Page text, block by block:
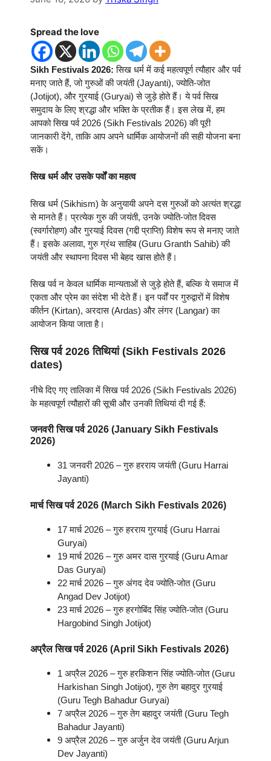
Spread the love
Sikh Festivals 2026: सिख धर्म में कई महत्वपूर्ण त्यौहार और पर्व
मनाए जाते हैं, जो गुरुओं की जयंती (Jayanti), ज्योति-जोत
(Jotijot), और गुरयाई (Guryai) से जुड़े होते हैं। ये पर्व सिख
समुदाय के लिए श्रद्धा और भक्ति के प्रतीक हैं। इस लेख में, हम
आपको सिख पर्व 2026 (Sikh Festivals 2026) की पूरी
जानकारी देंगे, ताकि आप अपने धार्मिक आयोजनों की सही योजना बना
सकें।
सिख धर्म और उसके पर्वों का महत्व
सिख धर्म (Sikhism) के अनुयायी अपने दस गुरुओं को अत्यंत श्रद्धा
से मानते हैं। प्रत्येक गुरु की जयंती, उनके ज्योति-जोत दिवस
(स्वर्गारोहण) और गुरयाई दिवस (गद्दी प्राप्ति) विशेष रूप से मनाए जाते
हैं। इसके अलावा, गुरु ग्रंथ साहिब (Guru Granth Sahib) की
जयंती और स्थापना दिवस भी बेहद खास होते हैं।
सिख पर्व न केवल धार्मिक मान्यताओं से जुड़े होते हैं, बल्कि ये समाज में
एकता और प्रेम का संदेश भी देते हैं। इन पर्वों पर गुरुद्वारों में विशेष
कीर्तन (Kirtan), अरदास (Ardas) और लंगर (Langar) का
आयोजन किया जाता है।
सिख पर्व 2026 तिथियां (Sikh Festivals 2026
dates)
नीचे दिए गए तालिका में सिख पर्व 2026 (Sikh Festivals 2026)
के महत्वपूर्ण त्यौहारों की सूची और उनकी तिथियां दी गई हैं:
जनवरी सिख पर्व 2026 (January Sikh Festivals
2026)
31 जनवरी 2026 – गुरु हरराय जयंती (Guru Harrai
Jayanti)
मार्चसिख पर्व2026 (March Sikh Festivals 2026)
17 मार्च 2026 – गुरु हरराय गुरयाई (Guru Harrai
Guryai)
19 मार्च 2026 – गुरु अमर दास गुरयाई (Guru Amar
Das Guryai)
22 मार्च 2026 – गुरु अंगद देव ज्योति-जोत (Guru
Angad Dev Jotijot)
23 मार्च 2026 – गुरु हरगोबिंद सिंह ज्योति-जोत (Guru
Hargobind Singh Jotijot)
अप्रैलसिख पर्व2026 (April Sikh Festivals 2026)
1 अप्रैल 2026 – गुरु हरकिशन सिंह ज्योति-जोत (Guru
Harkishan Singh Jotijot), गुरु तेग बहादुर गुरयाई
(Guru Tegh Bahadur Guryai)
7 अप्रैल 2026 – गुरु तेग बहादुर जयंती (Guru Tegh
Bahadur Jayanti)
9 अप्रैल 2026 – गुरु अर्जुन देव जयंती (Guru Arjun
Dev Jayanti)